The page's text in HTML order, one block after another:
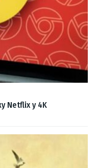
Netflix у 4K